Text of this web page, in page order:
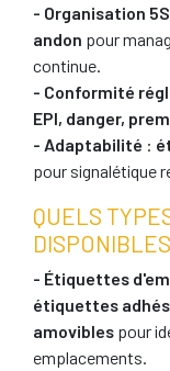
- Organisation
andon pour
continue.
- Conformité
EPI, danger,
- Adaptabilité :
pour signalétique
QUELS
- Étiquettes
étiquettes
amovibles pour
emplacements.